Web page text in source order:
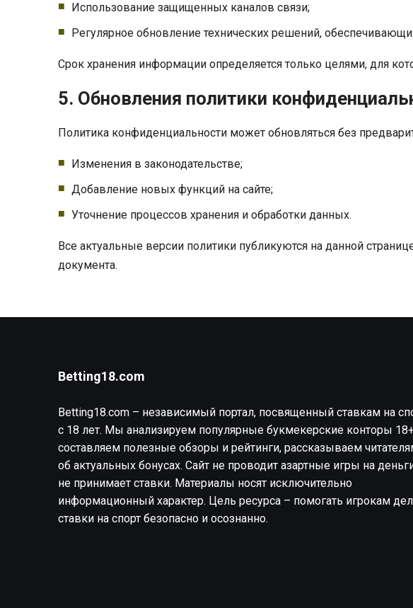
Использование защищенных каналов связи;
Регулярное обновление технических решений,
Срок хранения информации определяется только целями, для
5. Обновления политики
Политика конфиденциальности может обновляться без
Изменения в законодательстве;
Добавление новых функций на сайте;
Уточнение процессов хранения и обработки данных.
Все актуальные версии политики публикуются на данной
документа.
Betting18.com
Betting18.com – независимый портал, посвященный ставкам на
с 18 лет. Мы анализируем популярные букмекерские конторы
составляем полезные обзоры и рейтинги, рассказываем
об актуальных бонусах. Сайт не проводит азартные игры на
не принимает ставки. Материалы носят исключительно
информационный характер. Цель ресурса – помогать игрокам
ставки на спорт безопасно и осознанно.